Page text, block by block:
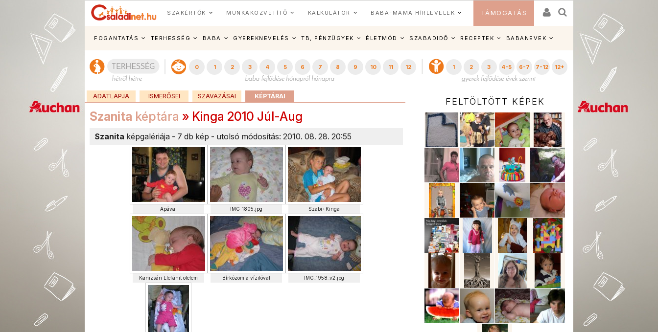
SZAKÉRTŐK MUNKAKÖZVETÍTŐ KALKULÁTOR BABA-MAMA HÍRLEVELEK TÁMOGATÁS
FOGANTATÁS TERHESSÉG BABA GYEREKNEVELÉS TB, PÉNZÜGYEK ÉLETMÓD SZABADIDŐ RECEPTEK BABANEVEK
0 1 2 3 4 5 6 7 8 9 10 11 12 1 2 3 4-5 6-7 7-12 12+
ADATLAPJA ISMERŐSEI SZAVAZÁSAI KÉPTÁRAI
Szanita képtára » Kinga 2010 Júl-Aug
Szanita képgalériája - 7 db kép - utolsó módosítás: 2010. 08. 28. 20:55
Apával IMG_1805.jpg Szabi+Kinga
Kanizsán Elefánit ölelem Bírkózom a vízilóval IMG_1958_v2.jpg
FELTÖLTÖTT KÉPEK